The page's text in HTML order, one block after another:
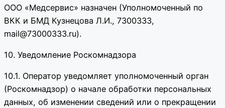
ООО «Медсервис» назначен (Уполномоченный по
ВКК и БМД Кузнецова Л.И., 7300333,
mail@73000333.ru).
10. Уведомление Роскомнадзора
10.1. Оператор уведомляет уполномоченный орган
(Роскомнадзор) о начале обработки персональных
данных, об изменении сведений или о прекращении